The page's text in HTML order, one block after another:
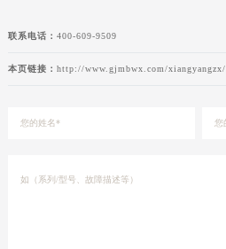
联系电话： 400-609-9509
本页链接： http://www.gjmbwx.com/xiangyangzx/